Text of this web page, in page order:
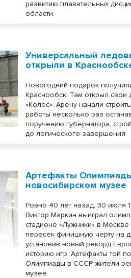
развитию плавательных
области.
Универсальный
открыли в
Новогодний подарок
Краснообск. Там открыл
«Колос». Арену начали
работы несколько раз
поручению губернатора,
до логического завершения.
Артефакты
новосибирском музее
Ровно 40 лет назад, 30 июля
Виктор Маркин выиграл
стадионе «Лужники» в
пересек финишную черту на
установив новый рекорд
историю игр. Артефакты той
Олимпиады в СССР жители
музее.